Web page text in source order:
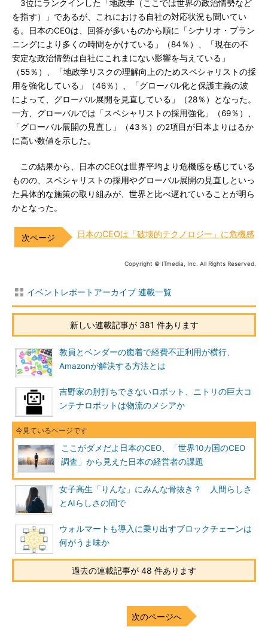
3位にランクインした「地政学（ここでは世界の政治情勢など
を指す）」であるが、これにおける自社の対応状況も聞いてい
る。日本のCEOは、回答が多いものから順に「シナリオ・プラン
ニングにより多くの時間をかけている」（84％）、「現在の不
安定な政治情勢は自社にこれまにない影響を与えている」
（55％）、「地政学リスクの理解向上のためスペシャリストの採
用を強化している」（46％）、「グローバル化と保護主義の波
によって、グローバル展開を見直している」（28％）となった。
一方、グローバルでは「スペシャリストの採用強化」（69％）、
「グローバル展開の見直し」（43％）の2項目が日本よりはるか
に高い数値を示した。
この結果から、日本のCEOは世界平均より危機感を感じている
ものの、スペシャリストの採用やグローバル展開の見直しといっ
た具体的な施策の取り組みが、世界と比べ遅れていることが明ら
かとなった。
日本のCEOは「破壊的テクノロジー」に危機感
Copyright © ITmedia, Inc. All Rights Reserved.
イベントレポートアーカイブ 連載一覧
新しい連載記事が 381 件あります
教員とベンダーの癒着で経費不正利用が横行、
Amazonが解決する方法とは
吉野家の肘打ちできないロボット、ニトリの巨大コ
ンテナロボットは物流のメシアか
ここがダメだよ日本のCEO、「世界10カ国のCEO
調査」から見えた日本の経営者の課題
女子高生「りんな」にみんな骨抜き？ 人間らしさ
とAIらしさの間で
ウォルマートも導入に乗り出すブロックチェーンは
何がうま味か
過去の連載記事が 48 件あります
次のページへ